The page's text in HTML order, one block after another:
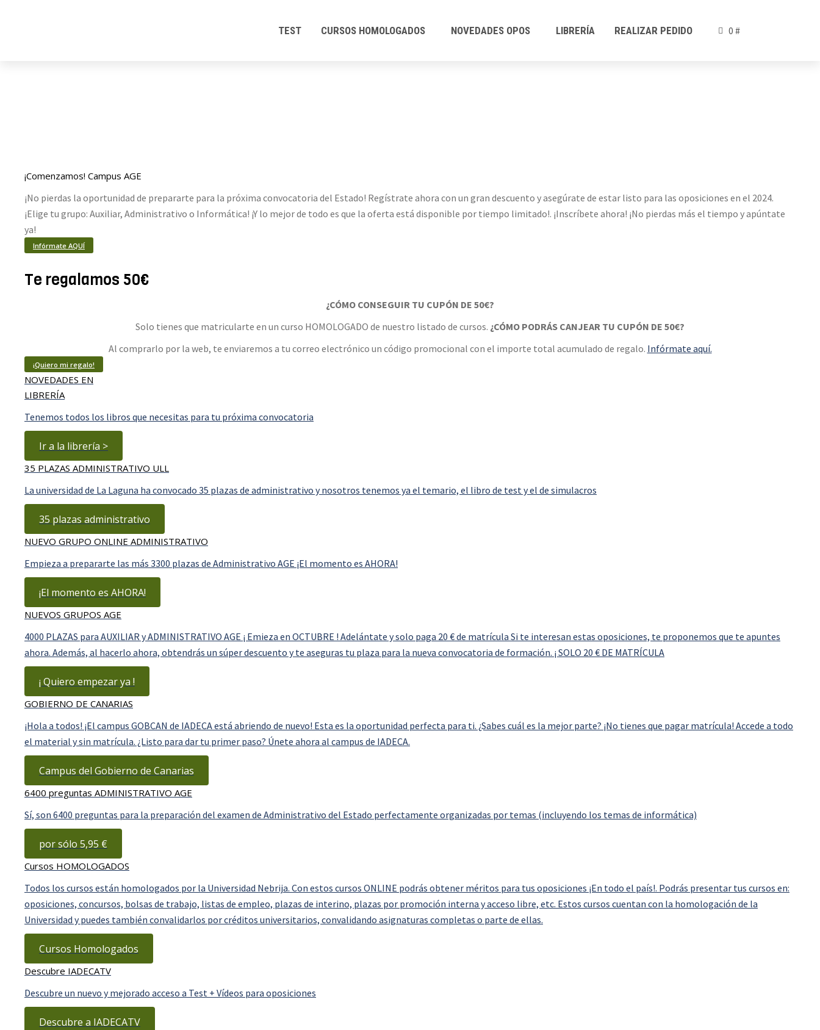
TEST CURSOS HOMOLOGADOS NOVEDADES OPOS LIBRERÍA REALIZAR PEDIDO 0 #
¡Comenzamos! Campus AGE
¡No pierdas la oportunidad de prepararte para la próxima convocatoria del Estado! Regístrate ahora con un gran descuento y asegúrate de estar listo para las oposiciones en el 2024.
¡Elige tu grupo: Auxiliar, Administrativo o Informática! ¡Y lo mejor de todo es que la oferta está disponible por tiempo limitado!. ¡Inscríbete ahora! ¡No pierdas más el tiempo y apúntate
ya!
Infórmate AQUÍ
Te regalamos 50€
¿CÓMO CONSEGUIR TU CUPÓN DE 50€?
Solo tienes que matricularte en un curso HOMOLOGADO de nuestro listado de cursos. ¿CÓMO PODRÁS CANJEAR TU CUPÓN DE 50€?
Al comprarlo por la web, te enviaremos a tu correo electrónico un código promocional con el importe total acumulado de regalo. Infórmate aquí.
¡Quiero mi regalo!
NOVEDADES EN
LIBRERÍA
Tenemos todos los libros que necesitas para tu próxima convocatoria
Ir a la librería >
35 PLAZAS ADMINISTRATIVO ULL
La universidad de La Laguna ha convocado 35 plazas de administrativo y nosotros tenemos ya el temario, el libro de test y el de simulacros
35 plazas administrativo
NUEVO GRUPO ONLINE ADMINISTRATIVO
Empieza a prepararte las más 3300 plazas de Administrativo AGE ¡El momento es AHORA!
¡El momento es AHORA!
NUEVOS GRUPOS AGE
4000 PLAZAS para AUXILIAR y ADMINISTRATIVO AGE ¡ Emieza en OCTUBRE ! Adelántate y solo paga 20 € de matrícula Si te interesan estas oposiciones, te proponemos que te apuntes
ahora. Además, al hacerlo ahora, obtendrás un súper descuento y te aseguras tu plaza para la nueva convocatoria de formación. ¡ SOLO 20 € DE MATRÍCULA
¡ Quiero empezar ya !
GOBIERNO DE CANARIAS
¡Hola a todos! ¡El campus GOBCAN de IADECA está abriendo de nuevo! Esta es la oportunidad perfecta para ti. ¿Sabes cuál es la mejor parte? ¡No tienes que pagar matrícula! Accede a todo
el material y sin matrícula. ¿Listo para dar tu primer paso? Únete ahora al campus de IADECA.
Campus del Gobierno de Canarias
6400 preguntas ADMINISTRATIVO AGE
Sí, son 6400 preguntas para la preparación del examen de Administrativo del Estado perfectamente organizadas por temas (incluyendo los temas de informática)
por sólo 5,95 €
Cursos HOMOLOGADOS
Todos los cursos están homologados por la Universidad Nebrija. Con estos cursos ONLINE podrás obtener méritos para tus oposiciones ¡En todo el país!. Podrás presentar tus cursos en:
oposiciones, concursos, bolsas de trabajo, listas de empleo, plazas de interino, plazas por promoción interna y acceso libre, etc. Estos cursos cuentan con la homologación de la
Universidad y puedes también convalidarlos por créditos universitarios, convalidando asignaturas completas o parte de ellas.
Cursos Homologados
Descubre IADECATV
Descubre un nuevo y mejorado acceso a Test + Vídeos para oposiciones
Descubre a IADECATV